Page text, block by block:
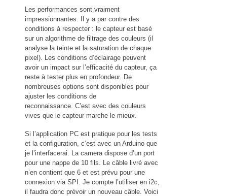
Les performances sont vraiment
impressionnantes. Il y a par contre des
conditions à respecter : le capteur est basé
sur un algorithme de filtrage des couleurs (il
analyse la teinte et la saturation de chaque
pixel). Les conditions d’éclairage peuvent
avoir un impact sur l’efficacité du capteur, ça
reste à tester plus en profondeur. De
nombreuses options sont disponibles pour
ajuster les conditions de
reconnaissance. C’est avec des couleurs
vives que le capteur marche le mieux.
Si l’application PC est pratique pour les tests
et la configuration, c’est avec un Arduino que
je l’interfacerai. La camera dispose d’un port
pour une nappe de 10 fils. Le câble livré avec
n’en contient que 6 et est prévu pour une
connexion via SPI. Je compte l’utiliser en i2c,
il faudra donc prévoir un nouveau câble. Voici